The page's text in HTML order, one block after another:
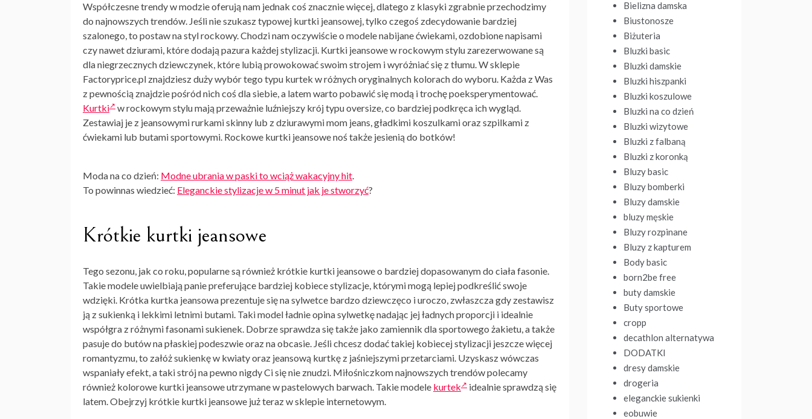
Współczesne trendy w modzie oferują nam jednak coś znacznie więcej, dlatego z klasyki zgrabnie przechodzimy
do najnowszych trendów. Jeśli nie szukasz typowej kurtki jeansowej, tylko czegoś zdecydowanie bardziej
szalonego, to postaw na styl rockowy. Chodzi nam oczywiście o modele nabijane ćwiekami, ozdobione napisami
czy nawet dziurami, które dodają pazura każdej stylizacji. Kurtki jeansowe w rockowymstylu zarezerwowane są
dla niegrzecznych dziewczynek, które lubią prowokować swoim strojem i wyróżniać się z tłumu. W sklepie
Factoryprice.pl znajdziesz duży wybór tego typu kurtek w różnych oryginalnych kolorach do wyboru. Każda z Was
z pewnością znajdzie pośród nich coś dla siebie, a latem warto pobawić się modą i trochę poeksperymentować.
Kurtki
w rockowym stylu mają przeważnie luźniejszy krój typu oversize, co bardziej podkręca ich wygląd.
Zestawiaj je z jeansowymi rurkami skinny lub z dziurawymi mom jeans, gładkimi koszulkami oraz szpilkami z
ćwiekami lub butami sportowymi. Rockowe kurtki jeansowe noś także jesienią do botków!
Moda na co dzień: Modne ubrania w paski to wciąż wakacyjny hit.
To powinnas wiedzieć: Eleganckie stylizacje w 5 minut jak je stworzyć?
Krótkie kurtki jeansowe
Tego sezonu, jak co roku, popularne są również krótkie kurtki jeansowe o bardziej dopasowanym do ciała fasonie.
Takie modele uwielbiają panie preferujące bardziej kobiece stylizacje, którymi mogą lepiej podkreślić swoje
wdzięki. Krótka kurtka jeansowaprezentuje się na sylwetce bardzo dziewczęco i uroczo, zwłaszcza gdy zestawisz
ją z sukienką i lekkimi letnimi butami. Taki model ładnie opina sylwetkę nadając jej ładnych proporcji i idealnie
współgra z różnymi fasonami sukienek. Dobrze sprawdza się także jako zamiennik dla sportowego żakietu, a także
pasuje do butów na płaskiej podeszwie oraz na obcasie. Jeśli chcesz dodać takiej kobiecej stylizacji jeszcze więcej
romantyzmu, to załóż sukienkę w kwiaty oraz jeansową kurtkę z jaśniejszymi przetarciami. Uzyskasz wówczas
wspaniały efekt, a taki strój na pewno nigdy Ci się nie znudzi. Miłośniczkom najnowszych trendów polecamy
również kolorowe kurtki jeansowe utrzymane w pastelowych barwach. Takie modele kurtek
idealnie sprawdzą się
latem. Obejrzyj krótkie kurtki jeansowe już teraz w sklepie internetowym.
Bielizna damska
Biustonosze
Biżuteria
Bluzki basic
Bluzki damskie
Bluzki hiszpanki
Bluzki koszulowe
Bluzki na co dzień
Bluzki wizytowe
Bluzki z falbaną
Bluzki z koronką
Bluzy basic
Bluzy bomberki
Bluzy damskie
bluzy męskie
Bluzy rozpinane
Bluzy z kapturem
Body basic
born2be free
buty damskie
Buty sportowe
cropp
decathlon alternatywa
DODATKI
dresy damskie
drogeria
eleganckie sukienki
eobuwie